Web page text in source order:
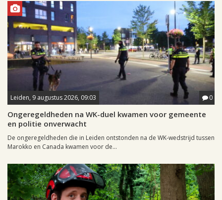
Leiden, 9 augustus 2026, 09:03 0
Ongeregeldheden na WK-duel kwamen voor gemeente
en politie onverwacht
De ongeregeldheden die in Leiden ontstonden na de WK-wedstrijd tussen
Marokko en Canada kwamen voor de...